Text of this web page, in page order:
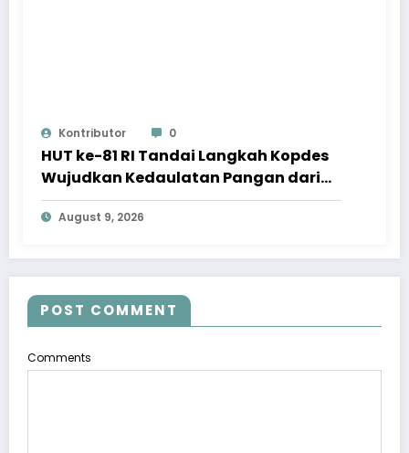
Kontributor 0
HUT ke-81 RI Tandai Langkah Kopdes
Wujudkan Kedaulatan Pangan dari
Akar Rumput
August 9, 2026
POST COMMENT
Comments